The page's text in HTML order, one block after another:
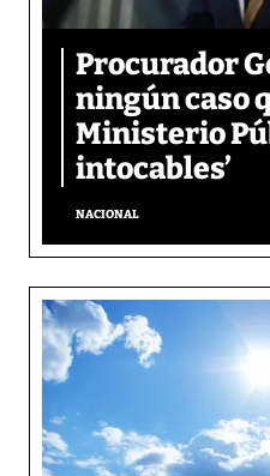
Procurador
ningún caso
Ministerio
intocables’
NACIONAL